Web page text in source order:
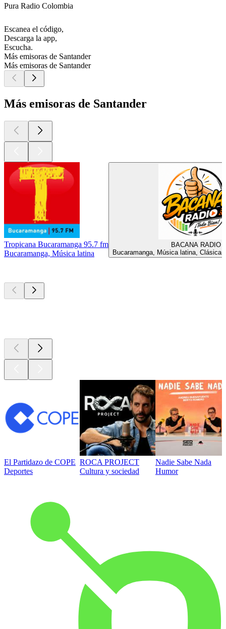
Pura Radio Colombia
Escanea el código,
Descarga la app,
Escucha.
Más emisoras de Santander
Más emisoras de Santander
Más emisoras de Santander
Tropicana Bucaramanga 95.7 fm
Bucaramanga, Música latina
BACANA RADIO
Bucaramanga, Música latina, Clásica,
El Partidazo de COPE
Deportes
ROCA PROJECT
Cultura y sociedad
Nadie Sabe Nada
Humor